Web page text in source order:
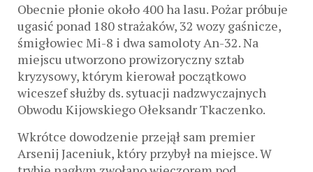
Obecnie płonie około 400 ha lasu. Pożar próbuje
ugasić ponad 180 strażaków, 32 wozy gaśnicze,
śmigłowiec Mi-8 i dwa samoloty An-32. Na
miejscu utworzono prowizoryczny sztab
kryzysowy, którym kierował początkowo
wiceszef służby ds. sytuacji nadzwyczajnych
Obwodu Kijowskiego Ołeksandr Tkaczenko.
Wkrótce dowodzenie przejął sam premier
Arsenij Jaceniuk, który przybył na miejsce. W